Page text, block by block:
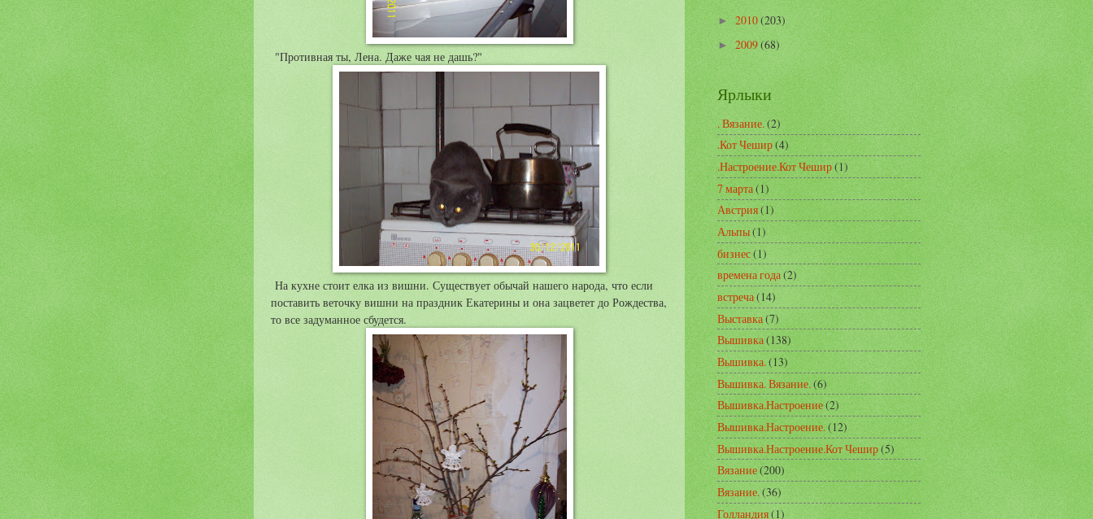
"Противная ты, Лена. Даже чая не дашь?"
На кухне стоит елка из вишни. Существует обычай нашего народа, что если
поставить веточку вишни на праздник Екатерины и она зацветет до Рождества,
то все задуманное сбудется.
►2010(203)
►2009(68)
Ярлыки
. Вязание.(2)
.Кот Чешир(4)
.Настроение.Кот Чешир(1)
7 марта(1)
Австрия(1)
Альпы(1)
бизнес(1)
времена года(2)
встреча(14)
Выставка(7)
Вышивка(138)
Вышивка.(13)
Вышивка. Вязание.(6)
Вышивка.Настроение(2)
Вышивка.Настроение.(12)
Вышивка.Настроение.Кот Чешир(5)
Вязание(200)
Вязание.(36)
Голландия(1)